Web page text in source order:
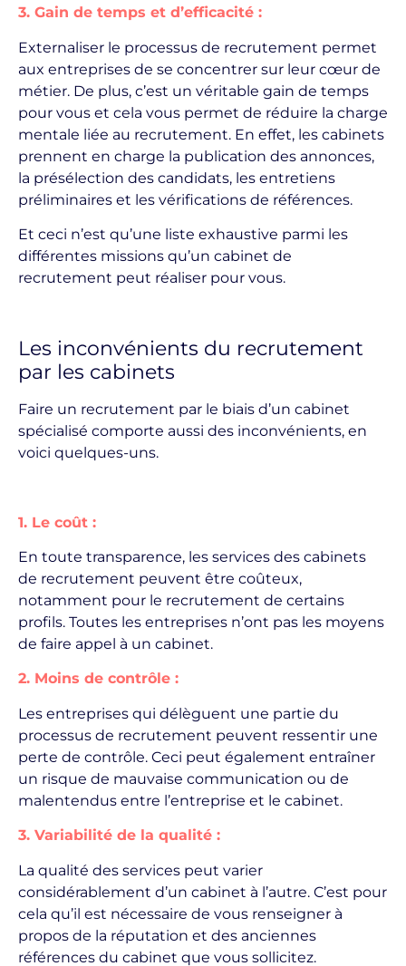
3. Gain de temps et d’efficacité :
Externaliser le processus de recrutement permet
aux entreprises de se concentrer sur leur cœur de
métier. De plus, c’est un véritable gain de temps
pour vous et cela vous permet de réduire la charge
mentale liée au recrutement. En effet, les cabinets
prennent en charge la publication des annonces,
la présélection des candidats, les entretiens
préliminaires et les vérifications de références.
Et ceci n’est qu’une liste exhaustive parmi les
différentes missions qu’un cabinet de
recrutement peut réaliser pour vous.
Les inconvénients du recrutement
par les cabinets
Faire un recrutement par le biais d’un cabinet
spécialisé comporte aussi des inconvénients, en
voici quelques-uns.
1. Le coût :
En toute transparence, les services des cabinets
de recrutement peuvent être coûteux,
notamment pour le recrutement de certains
profils. Toutes les entreprises n’ont pas les moyens
de faire appel à un cabinet.
2. Moins de contrôle :
Les entreprises qui délèguent une partie du
processus de recrutement peuvent ressentir une
perte de contrôle. Ceci peut également entraîner
un risque de mauvaise communication ou de
malentendus entre l’entreprise et le cabinet.
3. Variabilité de la qualité :
La qualité des services peut varier
considérablement d’un cabinet à l’autre. C’est pour
cela qu’il est nécessaire de vous renseigner à
propos de la réputation et des anciennes
références du cabinet que vous sollicitez.